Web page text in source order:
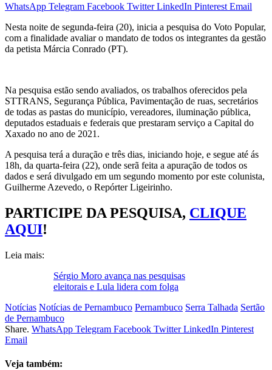
WhatsApp Telegram Facebook Twitter LinkedIn Pinterest Email
Nesta noite de segunda-feira (20), inicia a pesquisa do Voto Popular,
com a finalidade avaliar o mandato de todos os integrantes da gestão
da petista Márcia Conrado (PT).
Na pesquisa estão sendo avaliados, os trabalhos oferecidos pela
STTRANS, Segurança Pública, Pavimentação de ruas, secretários
de todas as pastas do município, vereadores, iluminação pública,
deputados estaduais e federais que prestaram serviço a Capital do
Xaxado no ano de 2021.
A pesquisa terá a duração e três dias, iniciando hoje, e segue até ás
18h, da quarta-feira (22), onde serã feita a apuração de todos os
dados e será divulgado em um segundo momento por este colunista,
Guilherme Azevedo, o Repórter Ligeirinho.
PARTICIPE DA PESQUISA, CLIQUE
AQUI!
Leia mais:
Sérgio Moro avança nas pesquisas
eleitorais e Lula lidera com folga
Notícias Notícias de Pernambuco Pernambuco Serra Talhada Sertão
de Pernambuco
Share. WhatsApp Telegram Facebook Twitter LinkedIn Pinterest
Email
Veja também: